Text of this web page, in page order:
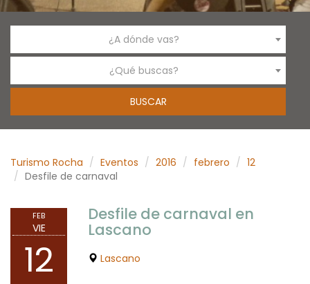
¿A dónde vas?
¿Qué buscas?
Turismo Rocha Eventos 2016 febrero
12
Desfile de carnaval
FEB
VIE
12
Desfile de carnaval en
Lascano
Lascano